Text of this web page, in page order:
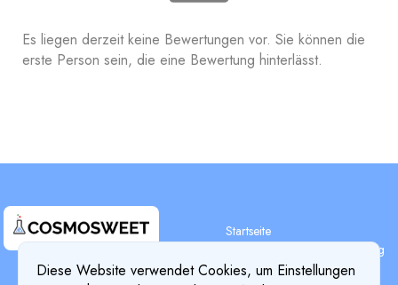
Es liegen derzeit keine Bewertungen vor. Sie können die
erste Person sein, die eine Bewertung hinterlässt.
Diese Website verwendet Cookies, um Einstellungen
Startseite
Suche nach Zusammensetzung
Suche nach Inhaltsstoffen
Terms & Conditions